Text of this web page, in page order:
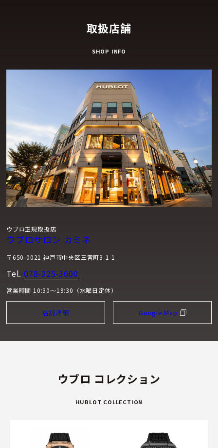
取扱店舗
SHOP INFO
ウブロ正規取扱店
ウブロサロン カミネ
〒650-0021 神戸市中央区三宮町3-1-1
Tel. 078-325-3600
営業時間 10:30～19:30（水曜日定休）
店舗詳細 Google Map
ウブロ コレクション
HUBLOT COLLECTION